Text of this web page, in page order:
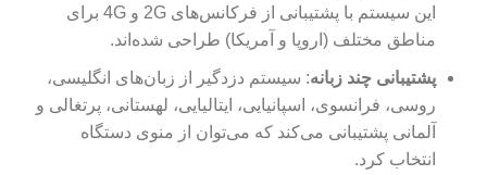
این سیستم با پشتیبانی از فرکانس‌های 2G و 4G برای
مناطق مختلف (اروپا و آمریکا) طراحی شده‌اند.
پشتیبانی چند زبانه: سیستم دزدگیر از زبان‌های انگلیسی،
روسی، فرانسوی، اسپانیایی، ایتالیایی، لهستانی، پرتغالی و
آلمانی پشتیبانی می‌کند که می‌توان از منوی دستگاه
انتخاب کرد.